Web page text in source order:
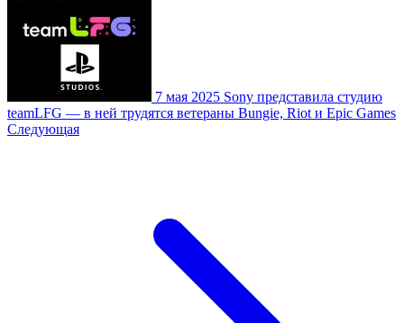
7 мая 2025 Sony представила студию
teamLFG — в ней трудятся ветераны Bungie, Riot и Epic Games
Следующая